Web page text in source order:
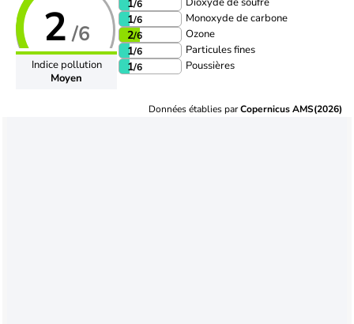
2 /6
Indice pollution
Moyen
1/6
1/6 Monoxyde de carbone
2/6 Ozone
1/6 Particules fines
1/6 Poussières
Données établies parCopernicus AMS(2026)